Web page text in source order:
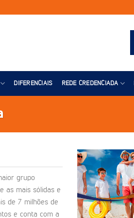
DIFERENCIAIS REDE CREDENCIADA
grupo
as mais sólidas e
de 7 milhões de
e conta com a